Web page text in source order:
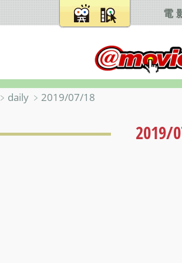
電
﹥daily ﹥2019/07/18
2019/